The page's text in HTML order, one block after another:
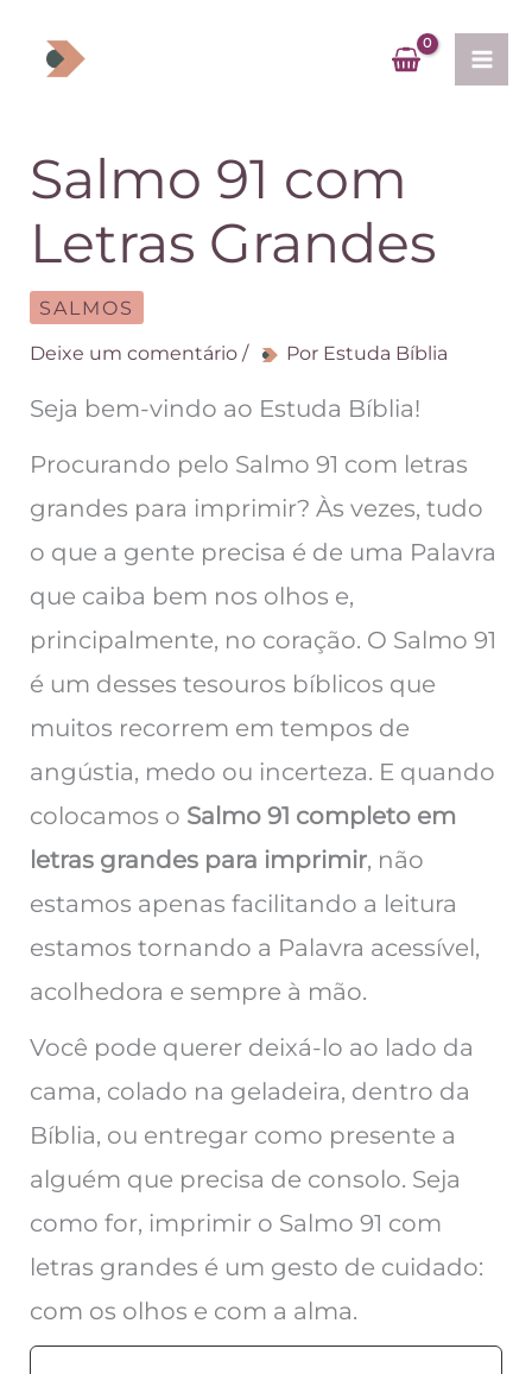
Salmo 91 com
Letras Grandes
SALMOS
Deixe um comentário / Por Estuda Bíblia
Seja bem-vindo ao Estuda Bíblia!
Procurando pelo Salmo 91 com letras
grandes para imprimir? Às vezes, tudo
o que a gente precisa é de uma Palavra
que caiba bem nos olhos e,
principalmente, no coração. O Salmo 91
é um desses tesouros bíblicos que
muitos recorrem em tempos de
angústia, medo ou incerteza. E quando
colocamos o Salmo 91 completo em
letras grandes para imprimir, não
estamos apenas facilitando a leitura
estamos tornando a Palavra acessível,
acolhedora e sempre à mão.
Você pode querer deixá-lo ao lado da
cama, colado na geladeira, dentro da
Bíblia, ou entregar como presente a
alguém que precisa de consolo. Seja
como for, imprimir o Salmo 91 com
letras grandes é um gesto de cuidado:
com os olhos e com a alma.